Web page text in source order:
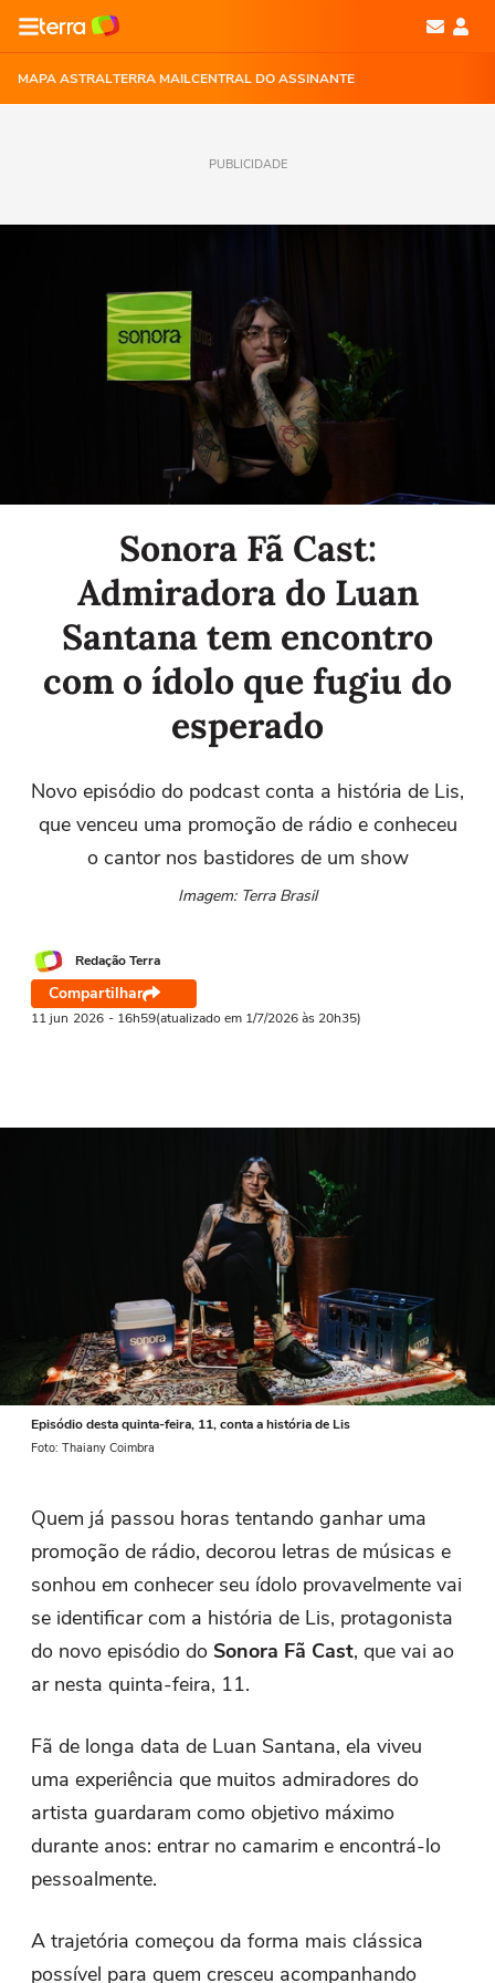
MAPA ASTRALTERRA MAILCENTRAL DO ASSINANTE
PUBLICIDADE
Sonora Fã Cast:
Admiradora do Luan
Santana tem encontro
com o ídolo que fugiu do
esperado
Novo episódio do podcast conta a história de Lis,
que venceu uma promoção de rádio e conheceu
o cantor nos bastidores de um show
Imagem: Terra Brasil
Redação Terra
Compartilhar
11 jun 2026 - 16h59(atualizado em 1/7/2026 às 20h35)
Episódio desta quinta-feira, 11, conta a história de Lis
Foto: Thaiany Coimbra
Quem já passou horas tentando ganhar uma
promoção de rádio, decorou letras de músicas e
sonhou em conhecer seu ídolo provavelmente vai
se identificar com a história de Lis, protagonista
do novo episódio do Sonora Fã Cast, que vai ao
ar nesta quinta-feira, 11.
Fã de longa data de Luan Santana, ela viveu
uma experiência que muitos admiradores do
artista guardaram como objetivo máximo
durante anos: entrar no camarim e encontrá-lo
pessoalmente.
A trajetória começou da forma mais clássica
possível para quem cresceu acompanhando